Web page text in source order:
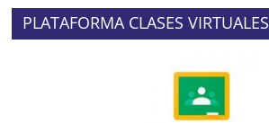
PLATAFORMA CLASES VIRTUALES